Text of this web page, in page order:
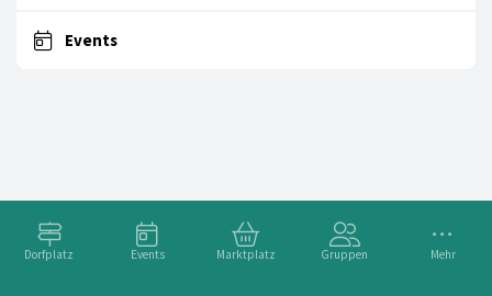
Dorfplatz Events Marktplatz Gruppen Mehr
Events